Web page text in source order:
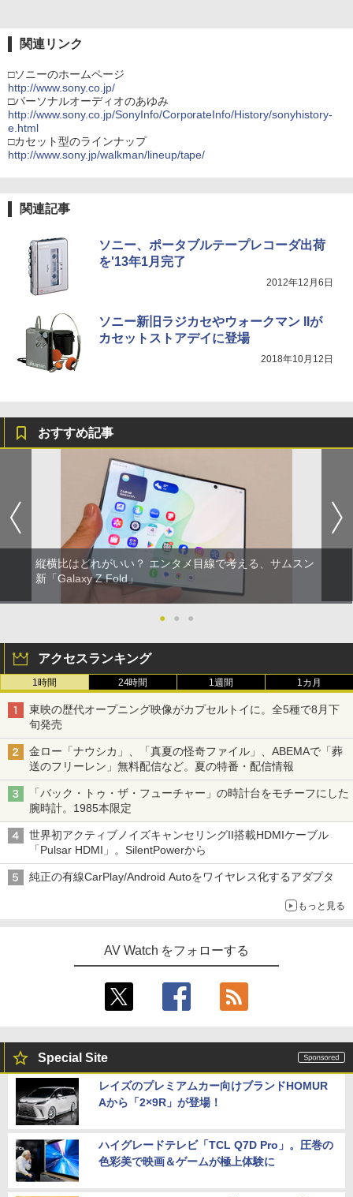
関連リンク
□ソニーのホームページ
http://www.sony.co.jp/
□パーソナルオーディオのあゆみ
http://www.sony.co.jp/SonyInfo/CorporateInfo/History/sonyhistory-
e.html
□カセット型のラインナップ
http://www.sony.jp/walkman/lineup/tape/
関連記事
ソニー、ポータブルテープレコーダ出荷
を'13年1月完了
2012年12月6日
ソニー新旧ラジカセやウォークマン IIが
カセットストアデイに登場
2018年10月12日
おすすめ記事
縦横比はどれがいい？ エンタメ目線で考える、サムスン
新「Galaxy Z Fold」
● ● ●
アクセスランキング
1時間 24時間 1週間 1カ月
東映の歴代オープニング映像がカプセルトイに。全5種で8月下
旬発売
金ロー「ナウシカ」、「真夏の怪奇ファイル」、ABEMAで「葬
送のフリーレン」無料配信など。夏の特番・配信情報
「バック・トゥ・ザ・フューチャー」の時計台をモチーフにした
腕時計。1985本限定
世界初アクティブノイズキャンセリングII搭載HDMIケーブル
「Pulsar HDMI」。SilentPowerから
純正の有線CarPlay/Android Autoをワイヤレス化するアダプタ
もっと見る
AV Watch をフォローする
Special Site
レイズのプレミアムカー向けブランドHOMUR
Aから「2×9R」が登場！
ハイグレードテレビ「TCL Q7D Pro」。圧巻の
色彩美で映画＆ゲームが極上体験に